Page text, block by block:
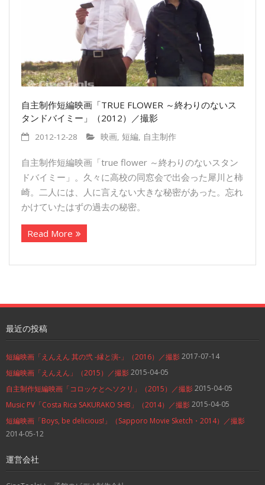
自主制作短編映画「TRUE FLOWER ～終わりのないス
タンドバイミー」（2012）／撮影
2012-12-28 映画, 短編, 自主制作
自主制作短編映画「true flower ～終わりのないスタン
ドバイミー」。久々に高校の同窓会で出会った犀川と柿
崎。二人には、人に言えない大きな秘密があった。忘れ
かけていたはずの過去の秘密。
Read More
最近の投稿
短編映画「えんえん 其の弐 -縁と演-」（2016）／撮影2017-07-14
短編映画「えんえん」（2015）／撮影2015-04-05
自主制作短編映画「コロッケとヘソクリ」（2015）／撮影2015-04-05
Music PV「Costa Rica SAKURAKO SHB」（2014）／撮影2015-04-05
短編映画「Boys, be delicious!」（Sapporo Movie Sketch・2014）／撮影
2014-05-12
運営会社